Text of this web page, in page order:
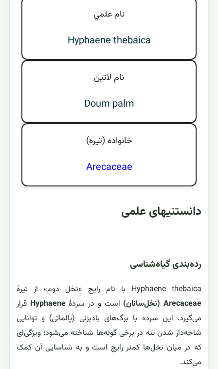
نام علمي
Hyphaene thebaica
نام لاتين
Doum palm
خانواده (تيره)
Arecaceae
دانستنیهای علمی
رده‌بندی گیاه‌شناسی
Hyphaene thebaica با نام رایج «نخل دوم» از تیرهٔ
Arecaceae (نخل‌سانان)
است و در سردهٔHyphaene قرار
می‌گیرد. این سرده با برگ‌های بادبزنی (پالما‌تی) و توانایی
شاخه‌دار شدن تنه در برخی گونه‌ها شناخته می‌شود؛ ویژگی‌ای
که در میان نخل‌ها کمتر رایج است و به شناسایی آن کمک
می‌کند.